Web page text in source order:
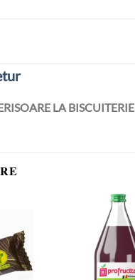
LA BISCUITERIE